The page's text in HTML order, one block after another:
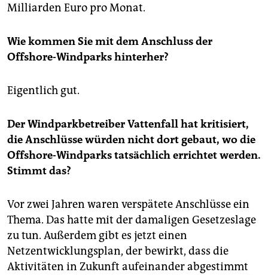
Milliarden Euro pro Monat.
Wie kommen Sie mit dem Anschluss der
Offshore-Windparks hinterher?
Eigentlich gut.
Der Windparkbetreiber Vattenfall hat kritisiert,
die Anschlüsse würden nicht dort gebaut, wo die
Offshore-Windparks tatsächlich errichtet werden.
Stimmt das?
Vor zwei Jahren waren verspätete Anschlüsse ein
Thema. Das hatte mit der damaligen Gesetzeslage
zu tun. Außerdem gibt es jetzt einen
Netzentwicklungsplan, der bewirkt, dass die
Aktivitäten in Zukunft aufeinander abgestimmt